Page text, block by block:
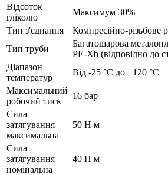
Відсоток
гліколю
Максимум 30%
Тип з'єднання
Компресійно-різьбове
Тип труби
Багатошарова
PE-Xb (відповідно до
Діапазон
температур
Від -25 °С до +120 °С
Максимальний
робочий тиск
16 бар
Сила
затягування
максимальна
50 Н м
Сила
затягування
номінальна
40 Н м